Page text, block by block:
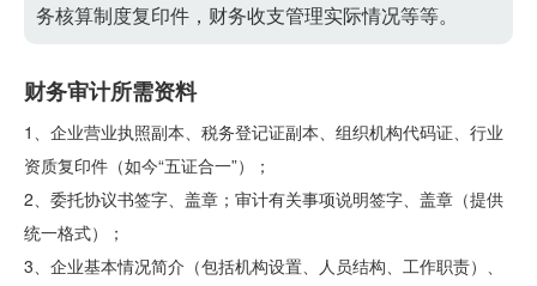
务核算制度复印件，财务收支管理实际情况等等。
财务审计所需资料
1、企业营业执照副本、税务登记证副本、组织机构代码证、行业
资质复印件（如今“五证合一”）；
2、委托协议书签字、盖章；审计有关事项说明签字、盖章（提供
统一格式）；
3、企业基本情况简介（包括机构设置、人员结构、工作职责）、